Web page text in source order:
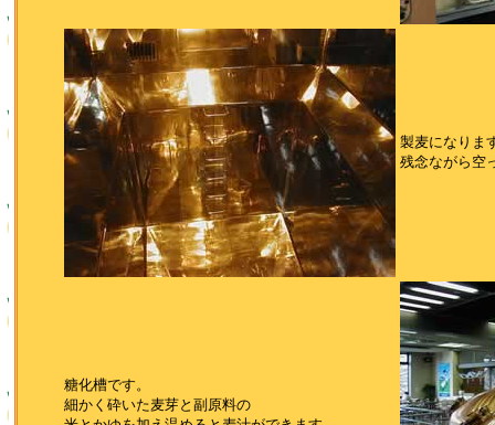
製麦になりま
残念ながら空
糖化槽です。
細かく砕いた麦芽と副原料の